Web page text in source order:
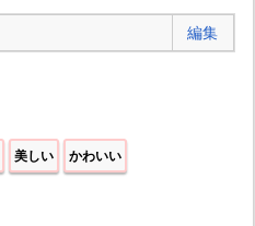
編集
美しい かわいい